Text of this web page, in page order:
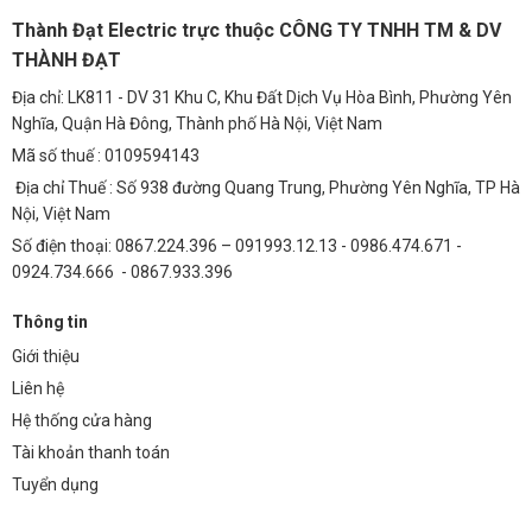
1. Rơ le nhiệt HGT40K có dễ dàng điều chỉnh dòng
điện không?
Có, rơ le nhiệt HGT40K được thiết kế với núm điều chỉnh dòng điện
trực quan, giúp bạn dễ dàng điều chỉnh dòng điện bảo vệ phù hợp với
động cơ của mình.
2. Rơ le nhiệt HGT40K có cần bảo trì định kỳ không?
Rơ le nhiệt HGT40K không yêu cầu bảo trì định kỳ. Tuy nhiên, bạn nên
kiểm tra định kỳ để đảm bảo rơ le hoạt động bình thường.
số biến thiên (VFD) không?
Có, rơ le nhiệt HGT40K có thể sử dụng với động cơ có tần số biến
với dòng điện đầu ra của VFD.
4. Làm thế nào để chọn rơ le nhiệt phù hợp với động
Thành Đạt Electric trực thuộc CÔNG TY TNHH TM & DV
THÀNH ĐẠT
Địa chỉ: LK811 - DV 31 Khu C, Khu Đất Dịch Vụ Hòa Bình, Phường Yên
Nghĩa, Quận Hà Đông, Thành phố Hà Nội, Việt Nam
Mã số thuế : 0109594143
Địa chỉ Thuế : Số 938 đường Quang Trung, Phường Yên Nghĩa, TP Hà
Nội, Việt Nam
Số điện thoại: 0867.224.396 – 091993.12.13 - 0986.474.671 -
0924.734.666 - 0867.933.396
Thông tin
Giới thiệu
Liên hệ
Hệ thống cửa hàng
Tài khoản thanh toán
Tuyển dụng